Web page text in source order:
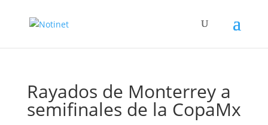
Rayados de Monterrey a
semifinales de la CopaMx